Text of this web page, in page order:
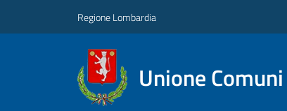
Regione Lombardia
Unione